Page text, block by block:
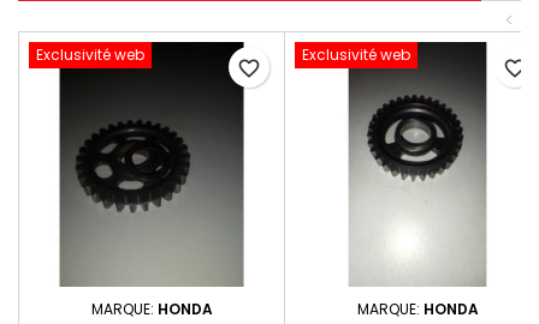
<
Exclusivité web
MARQUE: HONDA
favorite_border
Exclusivité web
MARQUE: HONDA
favorite_border